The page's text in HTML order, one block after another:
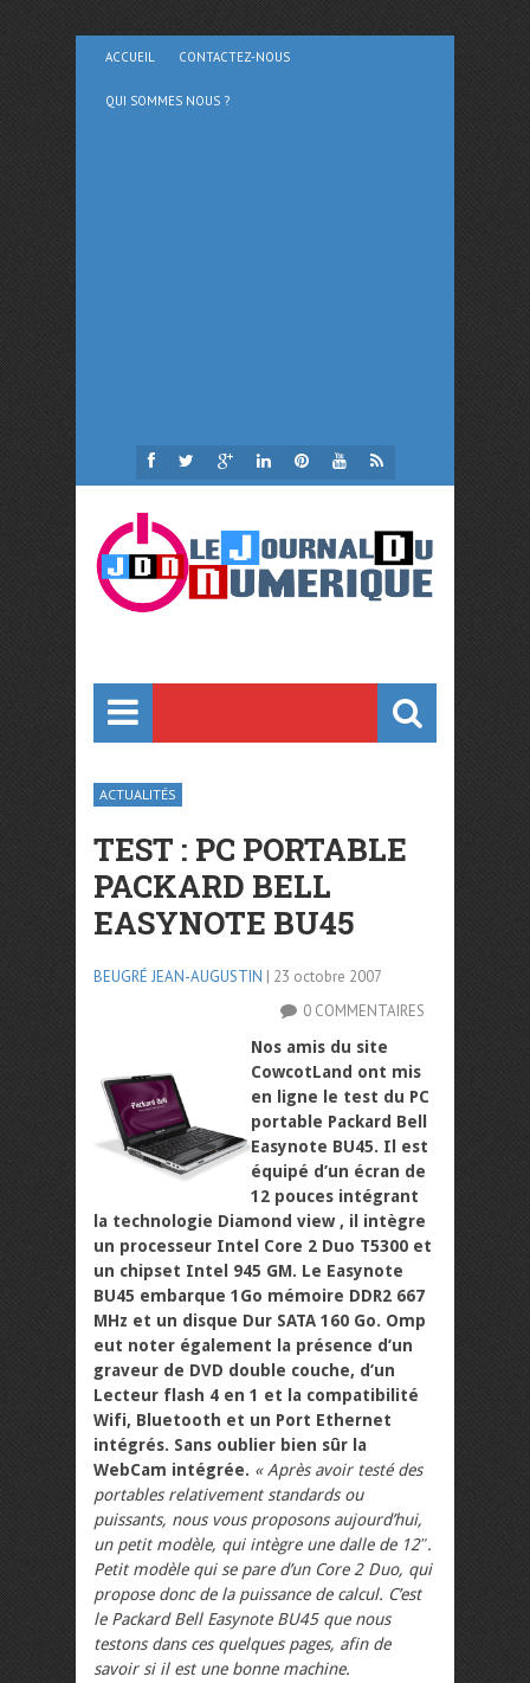
ACCUEIL CONTACTEZ-NOUS
QUI SOMMES NOUS ?
ACTUALITÉS
TEST : PC PORTABLE
PACKARD BELL
EASYNOTE BU45
BEUGRÉ JEAN-AUGUSTIN | 23 octobre 2007
0 COMMENTAIRES
Nos amis du site
CowcotLand ont mis
en ligne le test du PC
portable Packard Bell
Easynote BU45. Il est
équipé d’un écran de
12 pouces intégrant
la technologie Diamond view , il intègre
un processeur Intel Core 2 Duo T5300 et
un chipset Intel 945 GM. Le Easynote
BU45 embarque 1Go mémoire DDR2 667
MHz et un disque Dur SATA 160 Go. Omp
eut noter également la présence d’un
graveur de DVD double couche, d’un
Lecteur flash 4 en 1 et la compatibilité
Wifi, Bluetooth et un Port Ethernet
intégrés. Sans oublier bien sûr la
WebCam intégrée. « Après avoir testé des
portables relativement standards ou
puissants, nous vous proposons aujourd’hui,
un petit modèle, qui intègre une dalle de 12″.
Petit modèle qui se pare d’un Core 2 Duo, qui
propose donc de la puissance de calcul. C’est
le Packard Bell Easynote BU45 que nous
testons dans ces quelques pages, afin de
savoir si il est une bonne machine.